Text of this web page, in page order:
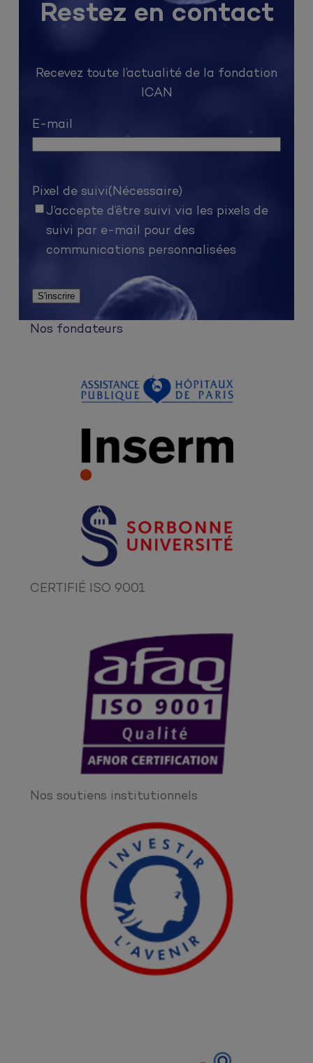
Restez en contact
Recevez toute l’actualité de la fondation
ICAN
E-mail
Pixel de suivi(Nécessaire)
J’accepte d’être suivi via les pixels de
suivi par e-mail pour des
communications personnalisées
Nos fondateurs
CERTIFIÉ ISO 9001
Nos soutiens institutionnels